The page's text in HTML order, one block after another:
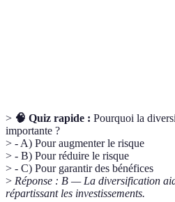
> 🧠 Quiz rapide : Pourquoi la
importante ?
> - A) Pour augmenter le risque
> - B) Pour réduire le risque
> - C) Pour garantir des bénéfices
> Réponse : B — La diversification
répartissant les investissements.